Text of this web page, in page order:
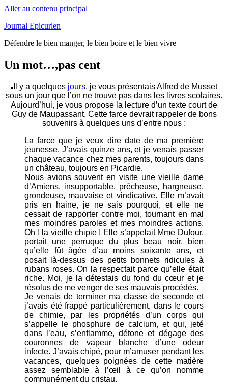
Aller au contenu principal
Journal Epicurien
Défendre le bien manger, le bien boire et le bien vivre
Un mot…,pas cent
Il y a quelques jours, je vous présentais Alfred de Musset
sous un jour que l’on ne trouve pas dans les livres scolaires.
Aujourd’hui, je vous propose la lecture d’un texte court de
Guy de Maupassant. Cette farce devrait rappeler de bons
souvenirs à quelques uns d’entre nous :
La farce que je veux dire date de ma première
jeunesse. J’avais quinze ans, et je venais passer
chaque vacance chez mes parents, toujours dans
un château, toujours en Picardie.
Nous avions souvent en visite une vieille dame
d’Amiens, insupportable, prêcheuse, hargneuse,
grondeuse, mauvaise et vindicative. Elle m’avait
pris en haine, je ne sais pourquoi, et elle ne
cessait de rapporter contre moi, tournant en mal
mes moindres paroles et mes moindres actions.
Oh ! la vieille chipie ! Elle s’appelait Mme Dufour,
portait une perruque du plus beau noir, bien
qu’elle fût âgée d’au moins soixante ans, et
posait là-dessus des petits bonnets ridicules à
rubans roses. On la respectait parce qu’elle était
riche. Moi, je la détestais du fond du cœur et je
résolus de me venger de ses mauvais procédés.
Je venais de terminer ma classe de seconde et
j’avais été frappé particulièrement, dans le cours
de chimie, par les propriétés d’un corps qui
s’appelle le phosphure de calcium, et qui, jeté
dans l’eau, s’enflamme, détone et dégage des
couronnes de vapeur blanche d’une odeur
infecte. J’avais chipé, pour m’amuser pendant les
vacances, quelques poignées de cette matière
assez semblable à l’œil à ce qu’on nomme
communément du cristau.